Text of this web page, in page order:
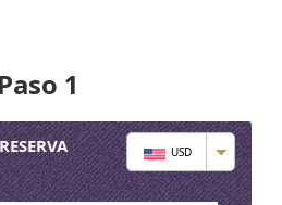
Paso 1
USD